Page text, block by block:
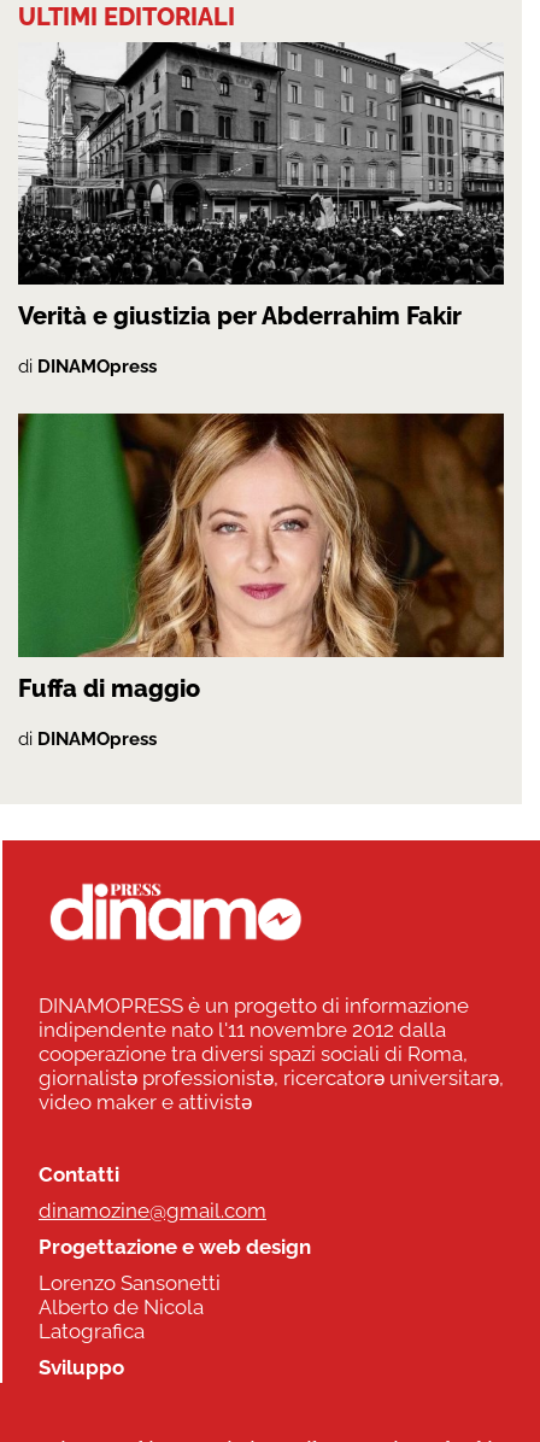
ULTIMI EDITORIALI
Verità e giustizia per Abderrahim Fakir
di DINAMOpress
Fuffa di maggio
di DINAMOpress
DINAMOPRESS è un progetto di informazione
indipendente nato l'11 novembre 2012 dalla
cooperazione tra diversi spazi sociali di Roma,
giornalistə professionistə, ricercatorə universitarə,
video maker e attivistə
Contatti
dinamozine@gmail.com
Progettazione e web design
Lorenzo Sansonetti
Alberto de Nicola
Latografica
Sviluppo